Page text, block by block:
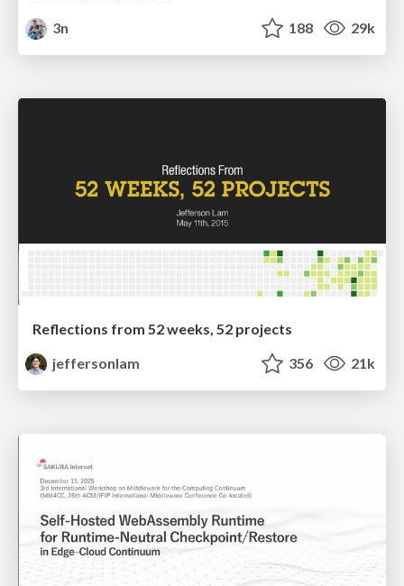
3n
188 29k
Reflections from 52 weeks, 52 projects
jeffersonlam
356 21k